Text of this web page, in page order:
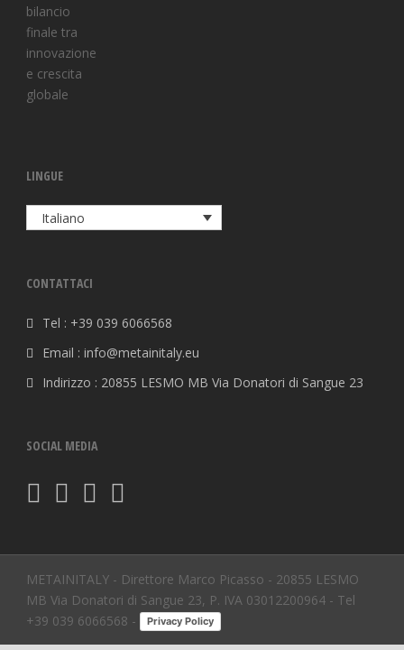
LINGUE
Italiano
CONTATTACI
Tel : +39 039 6066568
Email : info@metainitaly.eu
Indirizzo : 20855 LESMO MB Via Donatori di Sangue 23
SOCIAL MEDIA
METAINITALY - Direttore Marco Picasso - 20855 LESMO
MB Via Donatori di Sangue 23, P. IVA 03012200964 - Tel
+39 039 6066568 -
Privacy Policy